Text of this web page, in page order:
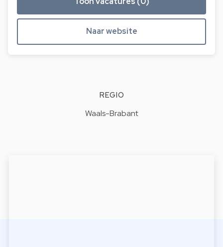
Naar website
REGIO
Waals-Brabant